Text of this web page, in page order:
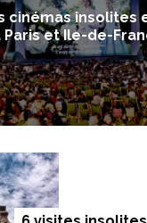
cinémas insolites
Paris et Ile-de-